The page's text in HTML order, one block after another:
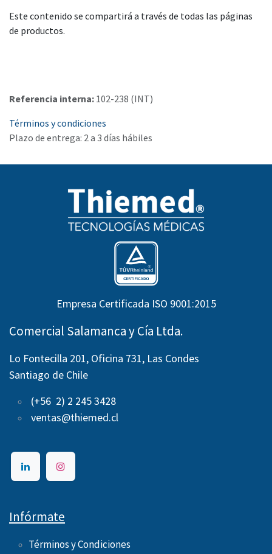
Este contenido se compartirá a través de todas las páginas
de productos.
Referencia interna: 102-238 (INT)
Términos y condiciones
Plazo de entrega: 2 a 3 días hábiles
Empresa Certificada ISO 9001:2015
Comercial Salamanca y Cía Ltda.
Lo Fontecilla 201, Oficina 731, Las Condes
Santiago de Chile
(+56 2) 2 245 3428
ventas@thiemed.cl
Infórmate
Términos y Condiciones